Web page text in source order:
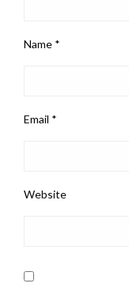
Name *
Email *
Website